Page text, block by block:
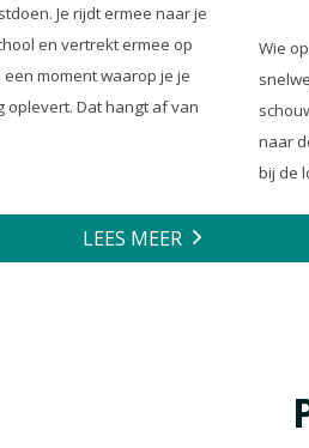
Je rijdt ermee naar je
en vertrekt ermee op
moment waarop je je
Dat hangt af van
LEES MEER
Wie
naar
bij de